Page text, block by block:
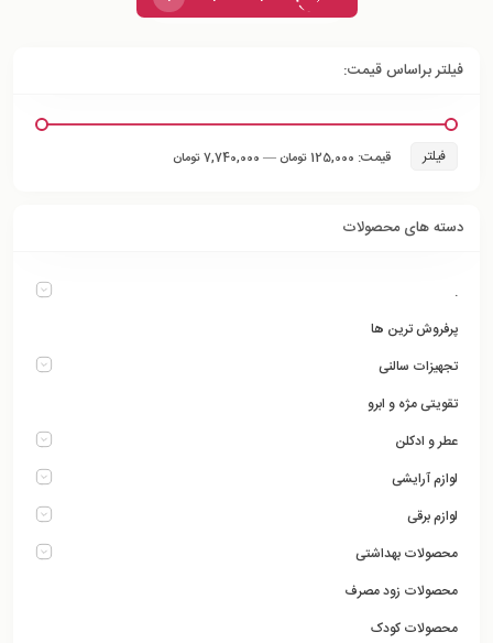
فیلتر براساس قیمت:
فیلتر قیمت: 125,000 تومان — 7,740,000 تومان
دسته های محصولات
.
پرفروش ترین ها
تجهیزات سالنی
تقویتی مژه و ابرو
عطر و ادکلن
لوازم آرایشی
لوازم برقی
محصولات بهداشتی
محصولات زود مصرف
محصولات کودک